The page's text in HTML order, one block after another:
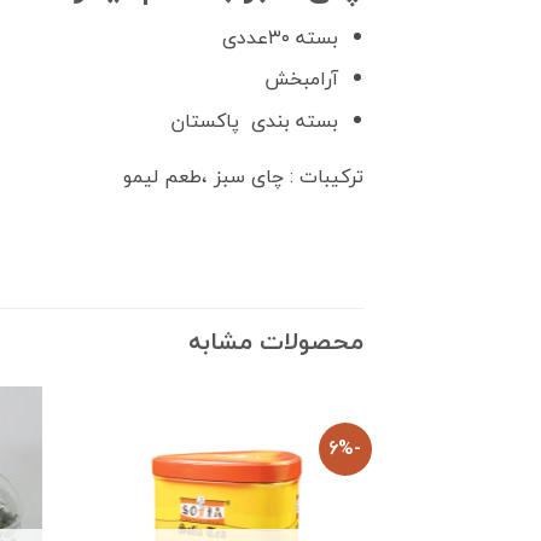
بسته ۳۰عددی
آرامبخش
بسته بندی پاکستان
ترکیبات : چای سبز ،طعم لیمو
محصولات مشابه
-6%